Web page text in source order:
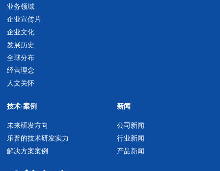
业务领域
企业宣传片
企业文化
发展历史
全球分布
经营理念
人文关怀
技术·案例
未来研发方向
乐普的技术研发实力
解决方案案例
新闻
公司新闻
行业新闻
产品新闻